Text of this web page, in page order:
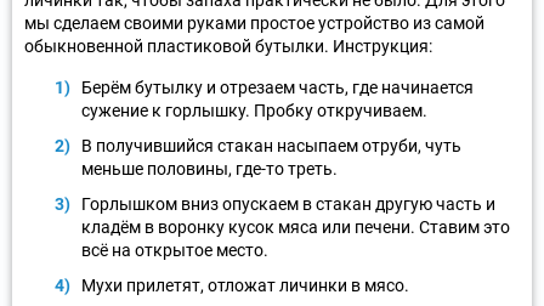
мы сделаем своими руками простое устройство из самой
обыкновенной пластиковой бутылки. Инструкция:
Берём бутылку и отрезаем часть, где начинается
сужение к горлышку. Пробку откручиваем.
В получившийся стакан насыпаем отруби, чуть
меньше половины, где-то треть.
Горлышком вниз опускаем в стакан другую часть и
кладём в воронку кусок мяса или печени. Ставим это
всё на открытое место.
Мухи прилетят, отложат личинки в мясо.